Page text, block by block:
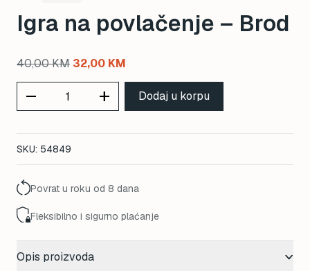
Igra na povlačenje – Brod
40,00KM Original
price
32,00 KM
price
remove add Dodaj u korpu
SKU: 54849
Povrat u roku od 8 dana
Fleksibilno i sigurno plaćanje
Opis proizvoda